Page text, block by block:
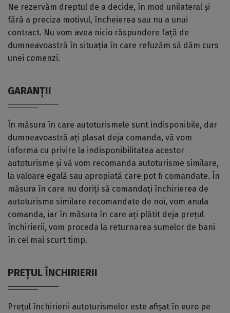
Ne rezervăm dreptul de a decide, în mod unilateral și
fără a preciza motivul, încheierea sau nu a unui
contract. Nu vom avea nicio răspundere față de
dumneavoastră în situația în care refuzăm să dăm curs
unei comenzi.
GARANȚII
În măsura în care autoturismele sunt indisponibile, dar
dumneavoastră ați plasat deja comanda, vă vom
informa cu privire la indisponibilitatea acestor
autoturisme și vă vom recomanda autoturisme similare,
la valoare egală sau apropiată care pot fi comandate. În
măsura în care nu doriți să comandați închirierea de
autoturisme similare recomandate de noi, vom anula
comanda, iar în măsura în care ați plătit deja prețul
închirierii, vom proceda la returnarea sumelor de bani
în cel mai scurt timp.
PREȚUL ÎNCHIRIERII
Prețul închirierii autoturismelor este afișat în euro pe